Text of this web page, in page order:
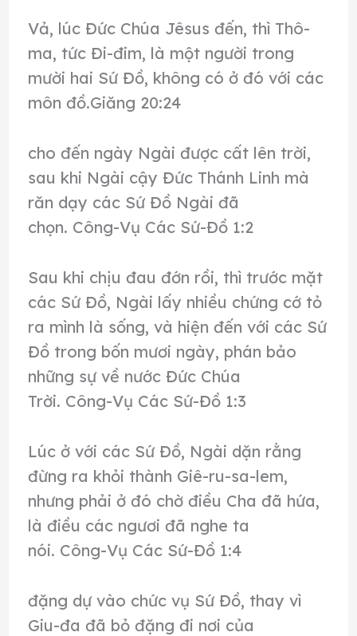
Vả, lúc Đức Chúa Jêsus đến, thì Thô-
ma, tức Đi-đim, là một người trong
mười hai Sứ Đồ, không có ở đó với các
môn đồ.Giăng 20:24
cho đến ngày Ngài được cất lên trời,
sau khi Ngài cậy Đức Thánh Linh mà
răn dạy các Sứ Đồ Ngài đã
chọn. Công-Vụ Các Sứ-Đồ 1:2
Sau khi chịu đau đớn rồi, thì trước mặt
các Sứ Đồ, Ngài lấy nhiều chứng cớ tỏ
ra mình là sống, và hiện đến với các Sứ
Đồ trong bốn mươi ngày, phán bảo
những sự về nước Đức Chúa
Trời. Công-Vụ Các Sứ-Đồ 1:3
Lúc ở với các Sứ Đồ, Ngài dặn rằng
đừng ra khỏi thành Giê-ru-sa-lem,
nhưng phải ở đó chờ điều Cha đã hứa,
là điều các ngươi đã nghe ta
nói. Công-Vụ Các Sứ-Đồ 1:4
đặng dự vào chức vụ Sứ Đồ, thay vì
Giu-đa đã bỏ đặng đi nơi của